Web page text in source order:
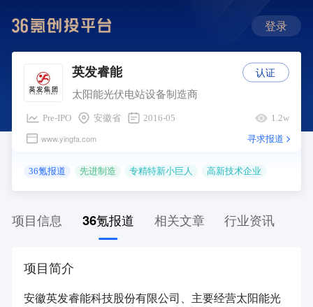
登录
英发睿能
太阳能光伏电站设备制造商
Pre-IPO 安徽省 2016-05 1.2w
www.yingfa.com 寻求报道
36氪报道 先进制造 专精特新小巨人 高新技术企业
认证
项目信息 36氪报道 相关文章 行业资讯
项目简介
安徽英发睿能科技股份有限公司、主要经营太阳能光